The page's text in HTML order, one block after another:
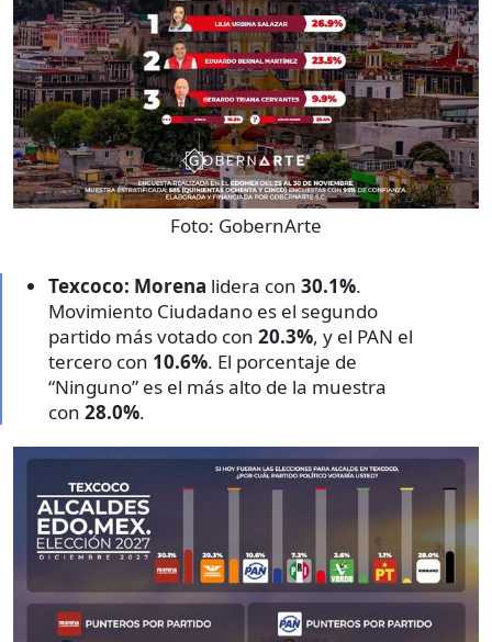
Foto: GobernArte
Texcoco: Morena lidera con 30.1%.
Movimiento Ciudadano es el segundo
partido más votado con 20.3%, y el PAN el
tercero con 10.6%. El porcentaje de
“Ninguno” es el más alto de la muestra
con 28.0%.